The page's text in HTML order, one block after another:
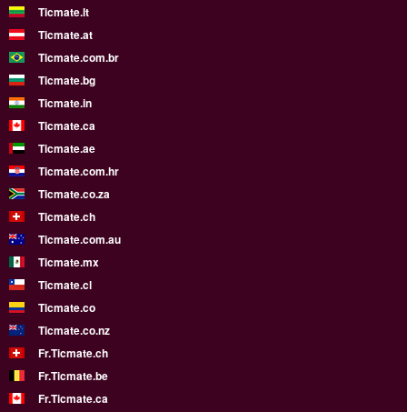
Ticmate.lt
Ticmate.at
Ticmate.com.br
Ticmate.bg
Ticmate.in
Ticmate.ca
Ticmate.ae
Ticmate.com.hr
Ticmate.co.za
Ticmate.ch
Ticmate.com.au
Ticmate.mx
Ticmate.cl
Ticmate.co
Ticmate.co.nz
Fr.Ticmate.ch
Fr.Ticmate.be
Fr.Ticmate.ca